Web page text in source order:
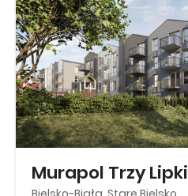
Murapol Trzy Lipki